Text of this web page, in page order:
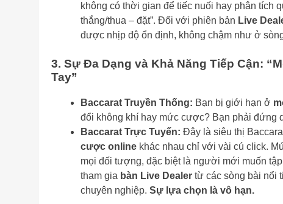
không có thời gian để tiếc nuối hay phân tích
thắng/thua – đặt”. Đối với phiên bản Live
được nhịp độ ổn định, không chậm như ở
3. Sự Đa Dạng và Khả Năng Tiếp Cận:
Tay”
Baccarat Truyền Thống: Bạn bị giới hạn ở
đổi không khí hay mức cược? Bạn phải đứng
Baccarat Trực Tuyến: Đây là siêu thị
cược online khác nhau chỉ với vài cú click.
mọi đối tượng, đặc biệt là người mới muốn
tham gia bàn Live Dealer từ các sòng bài nổi
chuyên nghiệp. Sự lựa chọn là vô hạn.